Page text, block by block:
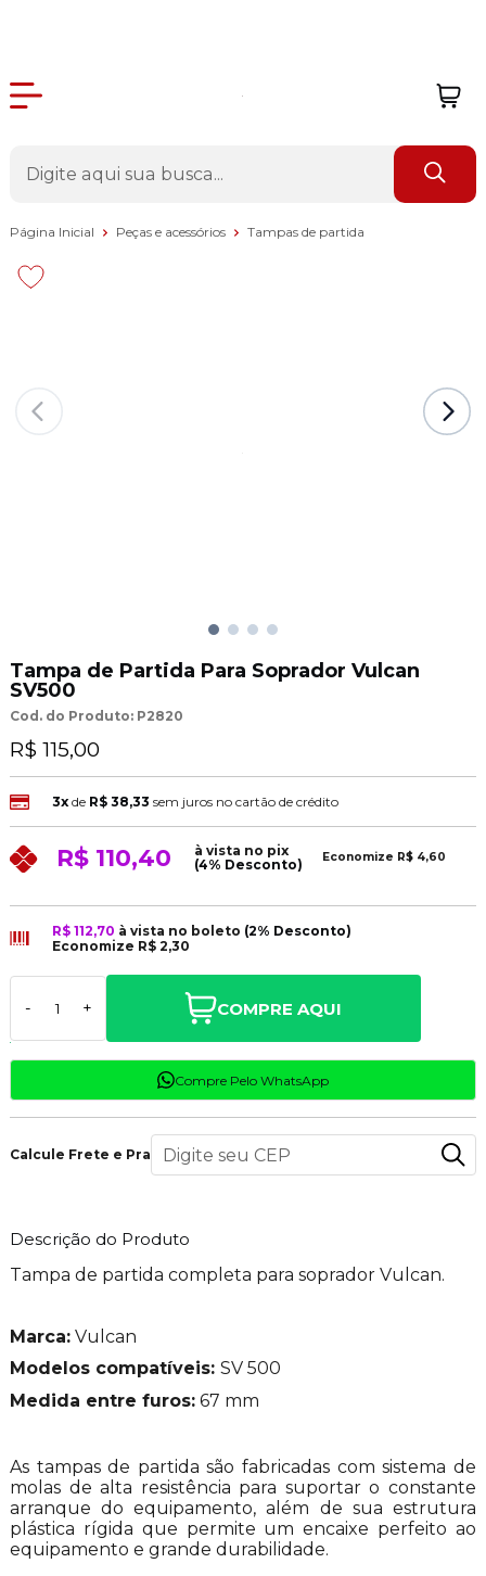
Página Inicial Peças e acessórios Tampas de partida
Tampa de Partida Para Soprador Vulcan
SV500
Cod. do Produto: P2820
R$ 115,00
3xde R$ 38,33 sem juros no cartão de crédito
R$ 110,40
à vista no pix
(4% Desconto)
Economize R$ 4,60
R$ 112,70 à vista no boleto (2% Desconto)
Economize R$ 2,30
- + COMPRE AQUI
Compre Pelo WhatsApp
Calcule Frete e Prazo
Descrição do Produto
Tampa de partida completa para soprador Vulcan.
Marca:Vulcan
Modelos compatíveis: SV 500
Medida entre furos:67 mm
As tampas de partida são fabricadas com sistema de
molas de alta resistência para suportar o constante
arranque do equipamento, além de sua estrutura
plástica rígida que permite um encaixe perfeito ao
equipamento e grande durabilidade.